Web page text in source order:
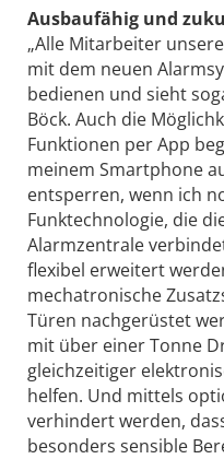
Ausbaufähig und
„Alle Mitarbeiter
mit dem neuen
bedienen und sieht
Böck. Auch die
Funktionen per App
meinem Smartphone
entsperren, wenn ich
Funktechnologie, die
Alarmzentrale
flexibel erweitert
mechatronische
Türen nachgerüstet
mit über einer Tonne
gleichzeitiger
helfen. Und mittels
verhindert werden,
besonders sensible